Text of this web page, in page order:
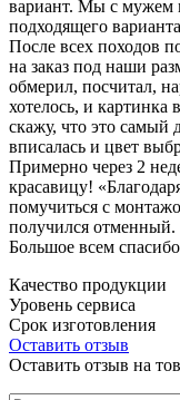
вариант. Мы с мужем
подходящего
После всех походов
на заказ под наши
обмерил, посчитал,
хотелось, и картинка
скажу, что это самый
вписалась и цвет
Примерно через 2
красавицу!
помучиться с
получился отменный.
Большое всем
Качество продукции
Уровень сервиса
Срок изготовления
Оставить отзыв
Оставить отзыв на